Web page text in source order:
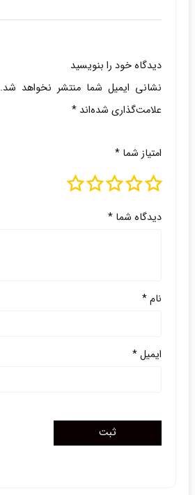
دیدگاه خود را بنویسید
نشانی ایمیل شما منتشر نخواهد شد.
علامت‌گذاری شده‌اند *
امتیاز شما *
دیدگاه شما *
نام*
ایمیل*